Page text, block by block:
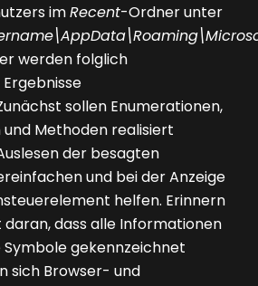
imRecent-Ordner unter
werden folglich
sollen Enumerationen,
Methoden realisiert
der besagten
und bei der Anzeige
helfen. Erinnern
daran, dass alle Informationen
gekennzeichnet
sich Browser- und